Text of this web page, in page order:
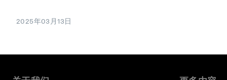
2025年03月13日